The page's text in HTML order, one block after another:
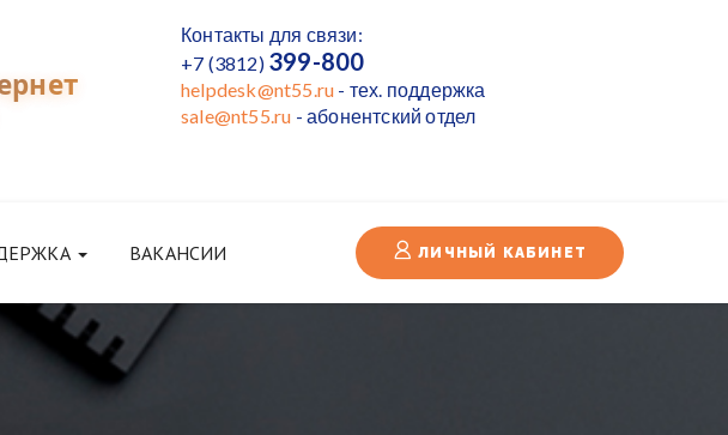
Контакты для связи:
+7 (3812) 399-800
helpdesk@nt55.ru - тех. поддержка
sale@nt55.ru - абонентский отдел
ВАКАНСИИ ЛИЧНЫЙ КАБИНЕТ